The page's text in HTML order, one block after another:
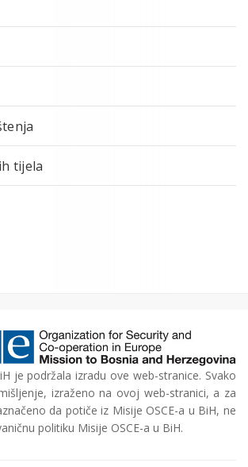
tijela
je podržala izradu ove web-stranice. Svako
izraženo na ovoj web-stranici, a za
da potiče iz Misije OSCE-a u BiH, ne
politiku Misije OSCE-a u BiH.